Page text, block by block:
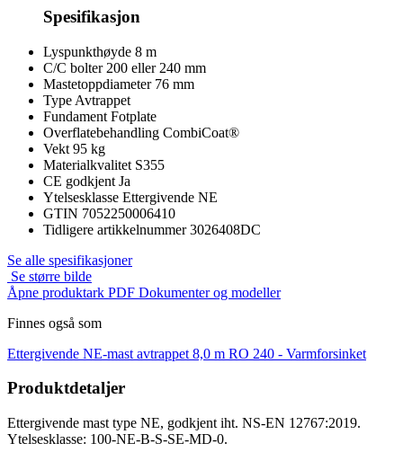
Spesifikasjon
Lyspunkthøyde 8 m
C/C bolter 200 eller 240 mm
Mastetoppdiameter 76 mm
Type Avtrappet
Fundament Fotplate
Overflatebehandling CombiCoat®
Vekt 95 kg
Materialkvalitet S355
CE godkjent Ja
Ytelsesklasse Ettergivende NE
GTIN 7052250006410
Tidligere artikkelnummer 3026408DC
Se alle spesifikasjoner
Se større bilde
Åpne produktark PDF Dokumenter og modeller
Finnes også som
Ettergivende NE-mast avtrappet 8,0 m RO 240 - Varmforsinket
Produktdetaljer
Ettergivende mast type NE, godkjent iht. NS-EN 12767:2019.
Ytelsesklasse: 100-NE-B-S-SE-MD-0.